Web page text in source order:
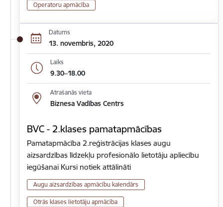
Operatoru apmācība
Datums
13. novembris, 2020
Laiks
9.30–18.00
Atrašanās vieta
Biznesa Vadības Centrs
BVC - 2.klases pamatapmācības
Pamatapmācība 2.reģistrācijas klases augu
aizsardzības līdzekļu profesionālo lietotāju apliecību
iegūšanai Kursi notiek attālināti
Augu aizsardzības apmācību kalendārs
Otrās klases lietotāju apmācība